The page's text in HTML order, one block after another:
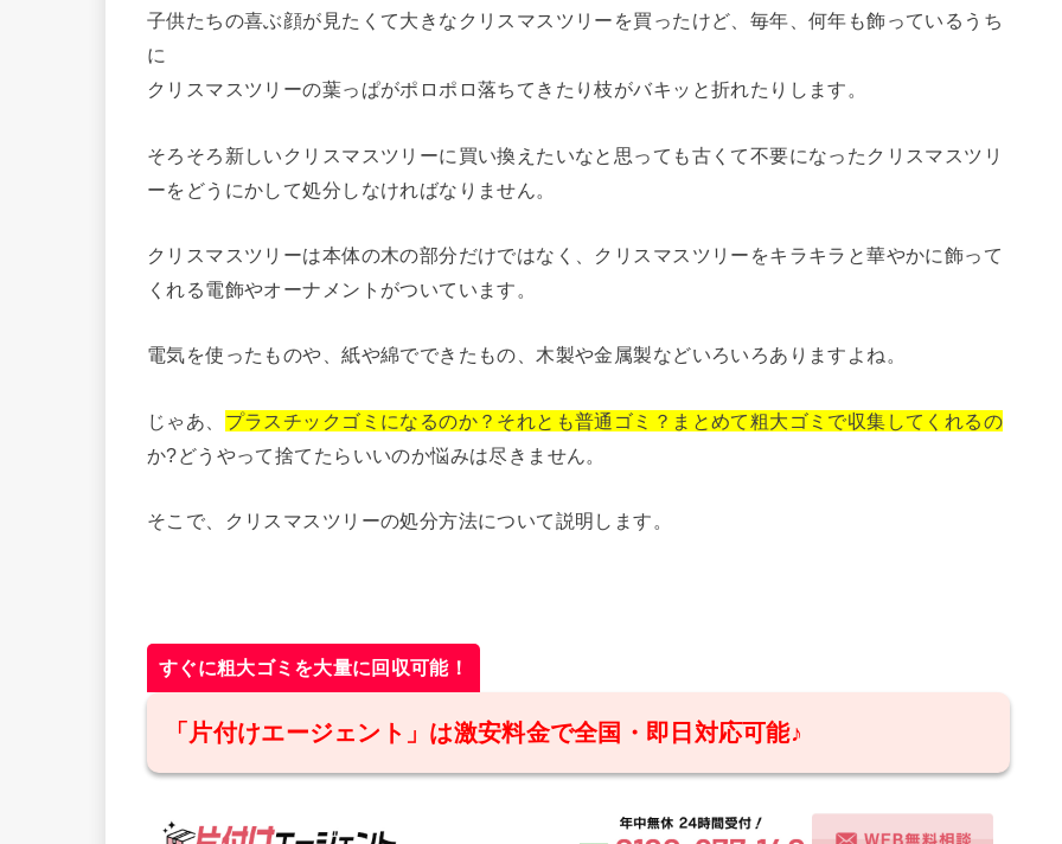
子供たちの喜ぶ顔が見たくて大きなクリスマスツリーを買ったけど、毎年、何年も飾っているうち
に
クリスマスツリーの葉っぱがポロポロ落ちてきたり枝がバキッと折れたりします。
そろそろ新しいクリスマスツリーに買い換えたいなと思っても古くて不要になったクリスマスツリ
ーをどうにかして処分しなければなりません。
クリスマスツリーは本体の木の部分だけではなく、クリスマスツリーをキラキラと華やかに飾って
くれる電飾やオーナメントがついています。
電気を使ったものや、紙や綿でできたもの、木製や金属製などいろいろありますよね。
じゃあ、 プラスチックゴミになるのか？それとも普通ゴミ？まとめて粗大ゴミで収集してくれるの
か?どうやって捨てたらいいのか悩みは尽きません。
そこで、クリスマスツリーの処分方法について説明します。
すぐに粗大ゴミを大量に回収可能！
「片付けエージェント」は激安料金で全国・即日対応可能♪